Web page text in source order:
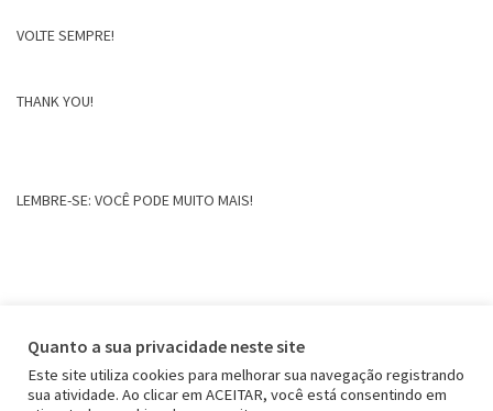
VOLTE SEMPRE!
THANK YOU!
LEMBRE-SE: VOCÊ PODE MUITO MAIS!
Quanto a sua privacidade neste site
Este site utiliza cookies para melhorar sua navegação registrando
sua atividade. Ao clicar em ACEITAR, você está consentindo em